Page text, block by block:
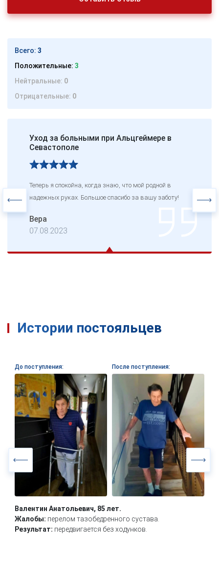
Всего: 3
Положительные: 3
Нейтральные: 0
Отрицательные: 0
Уход за больными при Альцгеймере в
Севастополе
Теперь я спокойна, когда знаю, что мой родной в
надежных руках. Большое спасибо за вашу заботу!
Вера
07.08.2023
Истории постояльцев
До поступления: После поступления:
Валентин Анатольевич, 85 лет.
Жалобы: перелом тазобедренного сустава.
Результат: передвигается без ходунков.